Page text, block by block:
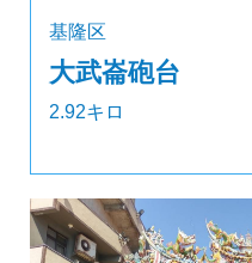
基隆区
大武崙砲台
2.92キロ